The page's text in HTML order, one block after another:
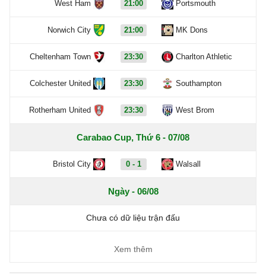
West Ham 21:00 Portsmouth
Norwich City 21:00 MK Dons
Cheltenham Town 23:30 Charlton Athletic
Colchester United 23:30 Southampton
Rotherham United 23:30 West Brom
Carabao Cup, Thứ 6 - 07/08
Bristol City 0 - 1 Walsall
Ngày - 06/08
Chưa có dữ liệu trận đấu
Xem thêm